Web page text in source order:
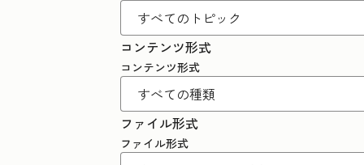
コンテンツ形式
コンテンツ形式
ファイル形式
ファイル形式